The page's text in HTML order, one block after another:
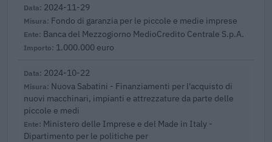
2024-11-29
Fondo di garanzia per le piccole e medie imprese
Banca del Mezzogiorno MedioCredito Centrale S.p.A.
1.000.000 euro
2024-10-22
Nuova Sabatini - Finanziamenti per l'acquisto di
nuovi macchinari, impianti e attrezzature da parte delle
piccole e medi
Ministero delle Imprese e del Made in Italy -
Dipartimento per le politiche per